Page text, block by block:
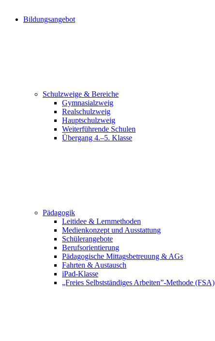
Bildungsangebot
Schulzweige & Bereiche
Gymnasialzweig
Realschulzweig
Hauptschulzweig
Weiterführende Schulen
Übergang 4.–5. Klasse
Pädagogik
Leitidee & Lernmethoden
Medienkonzept und Ausstattung
Schülerangebote
Berufsorientierung
Pädagogische Mittagsbetreuung & AGs
Fahrten & Austausch
iPad-Klasse
„Freies Selbstständiges Arbeiten”-Methode (FSA)